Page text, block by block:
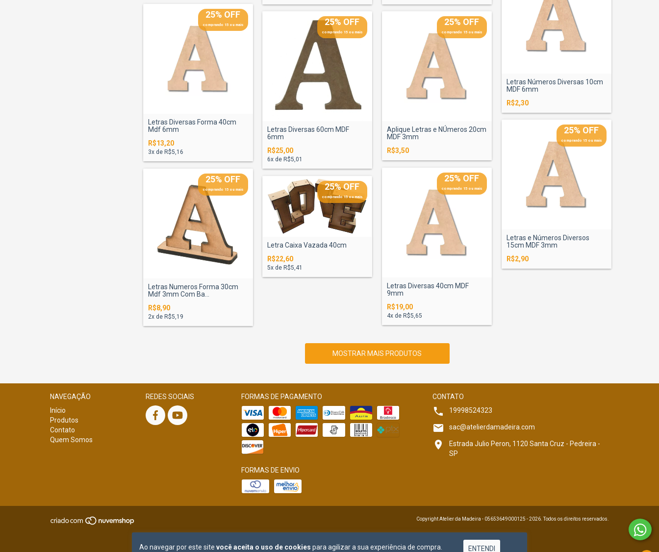
Ao navegar por este site você aceita o uso de cookies para agilizar a sua experiência de compra. ENTENDI
25% OFF
comprando 15 ou mais
Letras Diversas Forma 40cm
Mdf 6mm
R$13,20
3x de R$5,16
25% OFF
comprando 15 ou mais
Letras Diversas 60cm MDF
6mm
R$25,00
6x de R$5,01
25% OFF
comprando 15 ou mais
Aplique Letras e NÚmeros 20cm
MDF 3mm
R$3,50
Letras Números Diversas 10cm
MDF 6mm
R$2,30
25% OFF
comprando 15 ou mais
Letras Numeros Forma 30cm
Mdf 3mm Com Ba...
R$8,90
2x de R$5,19
25% OFF
comprando 15 ou mais
Letra Caixa Vazada 40cm
R$22,60
5x de R$5,41
25% OFF
comprando 15 ou mais
Letras Diversas 40cm MDF
9mm
R$19,00
4x de R$5,65
25% OFF
comprando 15 ou mais
Letras e Números Diversos
15cm MDF 3mm
R$2,90
MOSTRAR MAIS PRODUTOS
NAVEGAÇÃO
Início
Produtos
Contato
Quem Somos
REDES SOCIAIS FORMAS DE PAGAMENTO
FORMAS DE ENVIO
CONTATO
19998524323
sac@atelierdamadeira.com
Estrada Julio Peron, 1120 Santa Cruz - Pedreira -
SP
Copyright Atelier da Madeira - 05653649000125 - 2026. Todos os direitos reservados.